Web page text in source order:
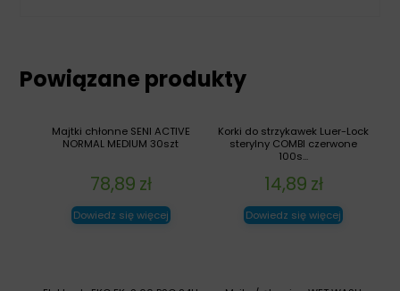
Powiązane produkty
Korki do strzykawek Luer-Lock
sterylny COMBI czerwone
100s...
14,89 zł
Dowiedz się więcej
Majtki chłonne SENI ACTIVE
NORMAL MEDIUM 30szt
78,89 zł
Dowiedz się więcej